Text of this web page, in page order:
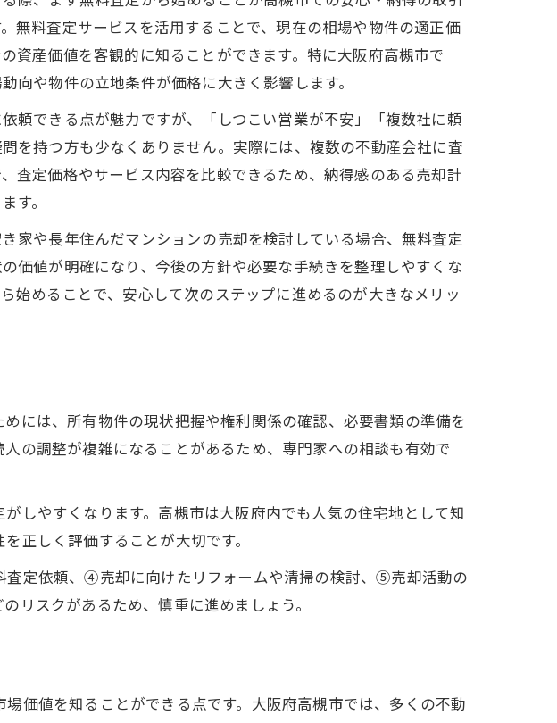
活用したい知識
常識とは
るメリット
査定の役割
ビスの特徴
定の仕組み
売却の理由
ノウハウ
無料査定活用法
渉を成功させるコツ
も安全安心
却パートナー選び
避法とは
ョン方法と流れ
無料査定サービスを活用することで、現在の相場や物件の適正価
資産価値を客観的に知ることができます。特に大阪府高槻市で
向や物件の立地条件が価格に大きく影響します。
頼できる点が魅力ですが、「しつこい営業が不安」「複数社に頼
を持つ方も少なくありません。実際には、複数の不動産会社に査
査定価格やサービス内容を比較できるため、納得感のある売却計
す。
家や長年住んだマンションの売却を検討している場合、無料査定
価値が明確になり、今後の方針や必要な手続きを整理しやすくな
始めることで、安心して次のステップに進めるのが大きなメリッ
には、所有物件の現状把握や権利関係の確認、必要書類の準備を
の調整が複雑になることがあるため、専門家への相談も有効で
しやすくなります。高槻市は大阪府内でも人気の住宅地として知
正しく評価することが大切です。
定依頼、④売却に向けたリフォームや清掃の検討、⑤売却活動の
リスクがあるため、慎重に進めましょう。
価値を知ることができる点です。大阪府高槻市では、多くの不動